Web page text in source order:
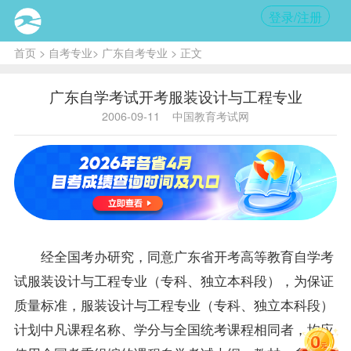
登录/注册
首页> 自考专业> 广东自考专业 > 正文
广东自学考试开考服装设计与工程专业
2006-09-11 中国教育考试网
经全国考办研究，同意广东省开考高等教育自学考
试服装设计与工程专业（专科、独立本科段），为保证
质量标准，服装设计与工程专业（专科、独立本科段）
计划中凡课程名称、学分与全国统考课程相同者，均应